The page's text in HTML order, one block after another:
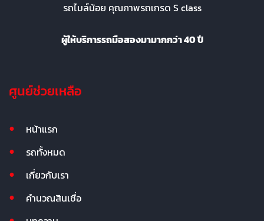
รถไมล์น้อย คุณภาพรถเกรด S class
ผู้ให้บริการรถมือสองมามากกว่า 40 ปี
ศูนย์ช่วยเหลือ
หน้าแรก
รถทั้งหมด
เกี่ยวกับเรา
คำนวณสินเชื่อ